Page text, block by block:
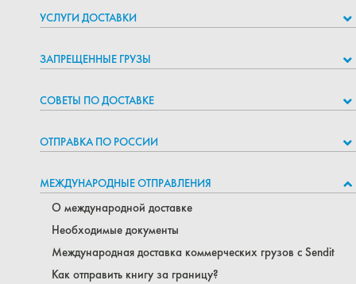
УСЛУГИ ДОСТАВКИ
ЗАПРЕЩЕННЫЕ ГРУЗЫ
СОВЕТЫ ПО ДОСТАВКЕ
ОТПРАВКА ПО РОССИИ
МЕЖДУНАРОДНЫЕ ОТПРАВЛЕНИЯ
О международной доставке
Необходимые документы
Международная доставка коммерческих грузов с Sendit
Как отправить книгу за границу?